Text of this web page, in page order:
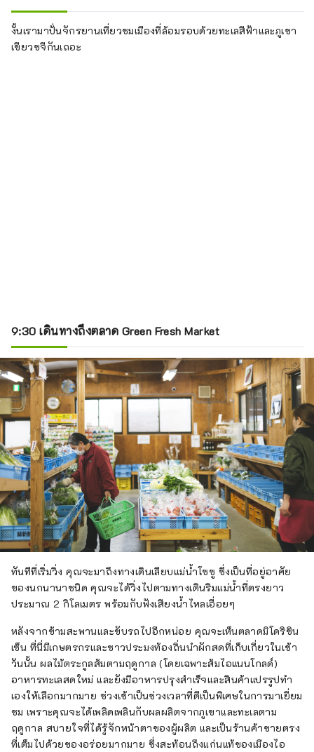
งั้นเรามาปั่นจักรยานเที่ยวชมเมืองที่ล้อมรอบด้วยทะเลสีฟ้าและภูเขา
เขียวขจีกันเถอะ
9:30 เดินทางถึงตลาด Green Fresh Market
ทันทีที่เริ่มวิ่ง คุณจะมาถึงทางเดินเลียบแม่น้ำโซซู ซึ่งเป็นที่อยู่อาศัย
ของนกนานาชนิด คุณจะได้วิ่งไปตามทางเดินริมแม่น้ำที่ตรงยาว
ประมาณ 2 กิโลเมตร พร้อมกับฟังเสียงน้ำไหลเอื่อยๆ
หลังจากข้ามสะพานและขับรถไปอีกหน่อย คุณจะเห็นตลาดมิโดริชิน
เซ็น ที่นี่มีเกษตรกรและชาวประมงท้องถิ่นนำผักสดที่เก็บเกี่ยวในเช้า
วันนั้น ผลไม้ตระกูลส้มตามฤดูกาล (โดยเฉพาะส้มไอแนนโกลด์)
อาหารทะเลสดใหม่ และยังมีอาหารปรุงสำเร็จและสินค้าแปรรูปทำ
เองให้เลือกมากมาย ช่วงเช้าเป็นช่วงเวลาที่ดีเป็นพิเศษในการมาเยี่ยม
ชม เพราะคุณจะได้เพลิดเพลินกับผลผลิตจากภูเขาและทะเลตาม
ฤดูกาล สบายใจที่ได้รู้จักหน้าตาของผู้ผลิต และเป็นร้านค้าขายตรง
ที่เต็มไปด้วยของอร่อยมากมาย ซึ่งสะท้อนถึงแก่นแท้ของเมืองไอ